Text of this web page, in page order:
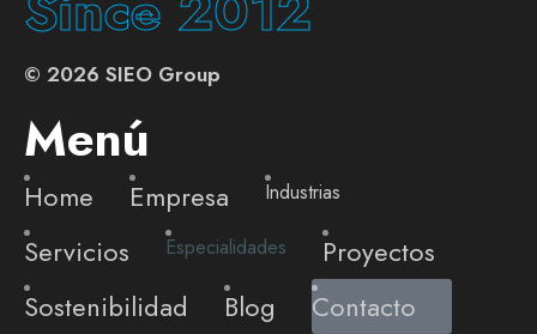
© 2026 SIEO Group
Menú
Home Empresa Industrias
Servicios Especialidades
Proyectos
Sostenibilidad
Blog Contacto